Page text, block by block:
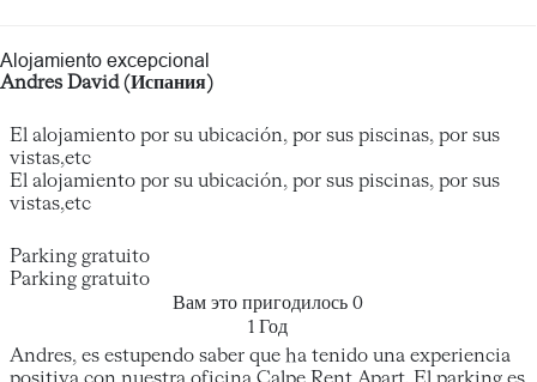
Alojamiento excepcional
Andres David (Испания)
El alojamiento por su ubicación, por sus piscinas, por sus
vistas,etc
El alojamiento por su ubicación, por sus piscinas, por sus
vistas,etc
Parking gratuito
Parking gratuito
Вам это пригодилось 0
1 Год
Andres, es estupendo saber que ha tenido una experiencia